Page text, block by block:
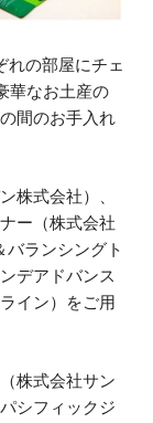
れの部屋にチェ
華なお土産の
間のお手入れ
株式会社）、
ー（株式会社
バランシングト
デアドバンス
イン）をご用
株式会社サン
シフィックジ